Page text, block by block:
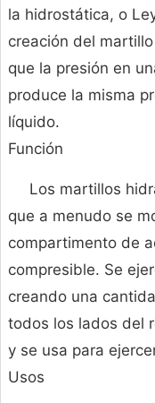
la hidrostática, o
creación del
que la presión en
produce la misma
líquido.
Función
Los martillos
que a menudo se
compartimento de
compresible. Se
creando una
todos los lados del
y se usa para
Usos